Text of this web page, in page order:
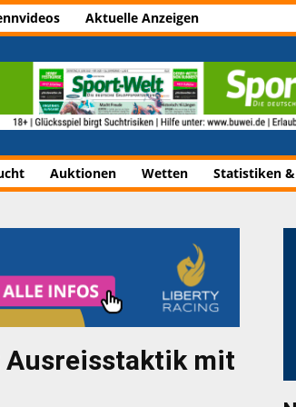
Aktuelle Anzeigen
Auktionen Wetten Statistiken
Ausreisstaktik mit